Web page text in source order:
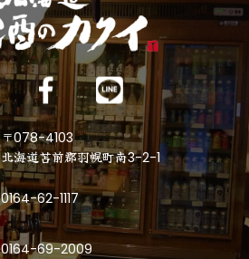
〒078-4103
北海道苫前郡羽幌町南3-2-1
0164-62-1117
0164-69-2009